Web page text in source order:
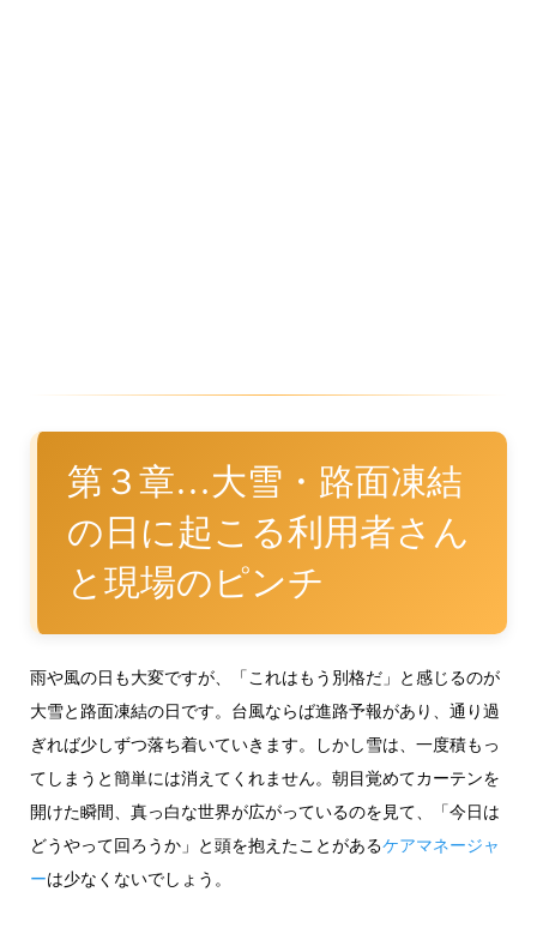
第３章…大雪・路面凍結
の日に起こる利用者さん
と現場のピンチ
雨や風の日も大変ですが、「これはもう別格だ」と感じるのが
大雪と路面凍結の日です。台風ならば進路予報があり、通り過
ぎれば少しずつ落ち着いていきます。しかし雪は、一度積もっ
てしまうと簡単には消えてくれません。朝目覚めてカーテンを
開けた瞬間、真っ白な世界が広がっているのを見て、「今日は
どうやって回ろうか」と頭を抱えたことがあるケアマネージャ
ーは少なくないでしょう。